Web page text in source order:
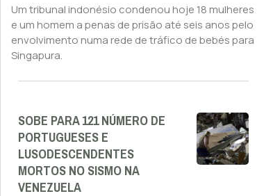
Um tribunal indonésio condenou hoje 18 mulheres
e um homem a penas de prisão até seis anos pelo
envolvimento numa rede de tráfico de bebés para
Singapura.
SOBE PARA 121 NÚMERO DE
PORTUGUESES E
LUSODESCENDENTES
MORTOS NO SISMO NA
VENEZUELA